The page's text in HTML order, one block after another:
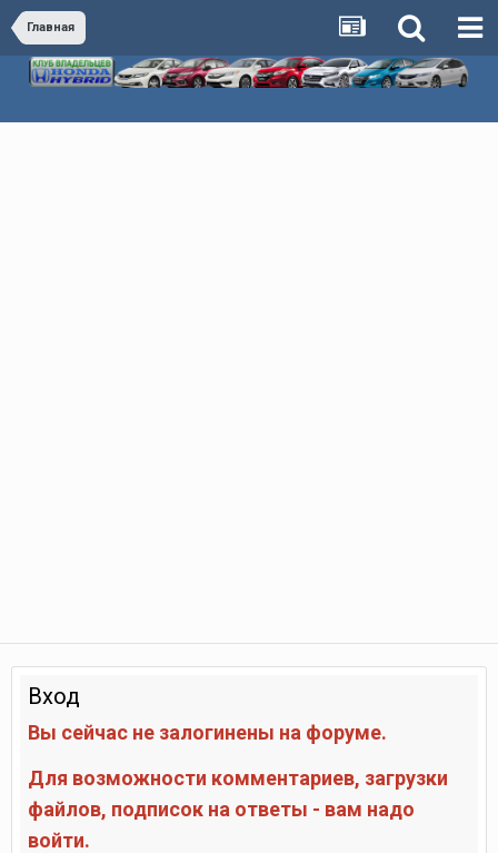
Главная
Вход
Вы сейчас не залогинены на форуме.
Для возможности комментариев, загрузки
файлов, подписок на ответы - вам надо
войти.